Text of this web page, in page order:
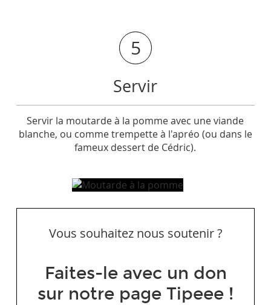
5
Servir
Servir la moutarde à la pomme avec une viande
blanche, ou comme trempette à l'apréo (ou dans le
fameux dessert de Cédric).
Vous souhaitez nous soutenir ?
Faites-le avec un don
sur notre page Tipeee !